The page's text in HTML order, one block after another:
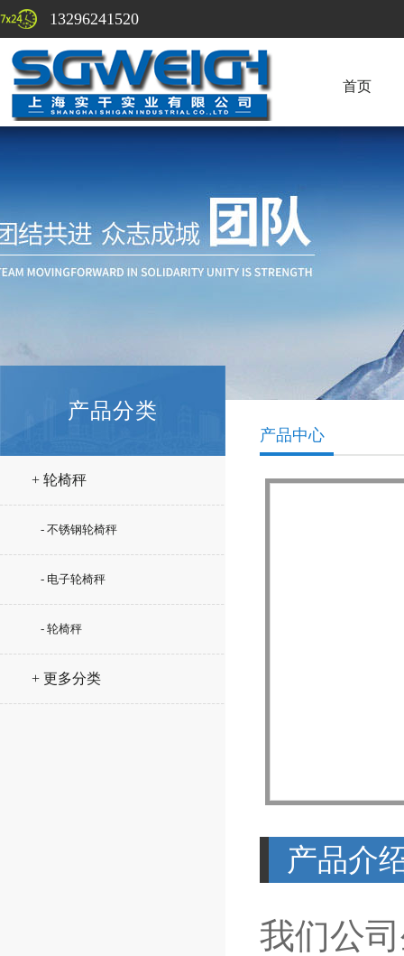
13296241520
首页
产品分类
+ 轮椅秤
- 不锈钢轮椅秤
- 电子轮椅秤
- 轮椅秤
+ 更多分类
产品中心
产品介
我们公